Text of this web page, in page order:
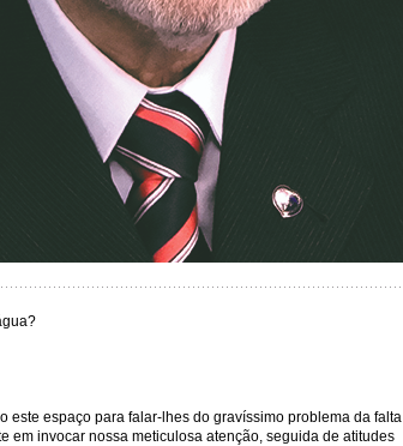
este espaço para falar-lhes do gravíssimo problema da falta
em invocar nossa meticulosa atenção, seguida de atitudes